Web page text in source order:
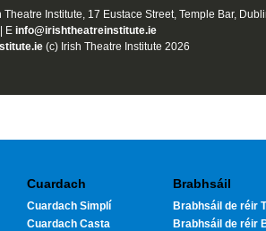
Theatre Institute, 17 Eustace Street, Temple Bar,
E info@irishtheatreinstitute.ie
(c) Irish Theatre Institute 2026
Cuardach
Cuardach Simplí
Cuardach Casta
Brabhsáil
Brabhsáil de réir
Brabhsáil de réir